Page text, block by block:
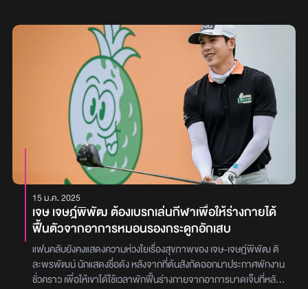
รวมถึงการเรื่องอาหาร จุดนี้เองทำให้เขาเข้าตาจนล่าสุดกลายมาเป็น
หนึ่งในพรีเซ็นเตอร์เสริมทัพความแข็งแกร่งให้กับแบรนด์อาหารแมว
Kaniva ร่วมกับ เจษ-เจษฎ์พิพัฒ ติละพรพัฒน์ ซึ่งมีการเปิดตัวอย่าง
เป็นทางการเมื่อวันที่ 3 มีนาคมที่ผ่านมาบริษัท เพ็ท โพรเทคท์ ฟู้ด จำกัด
เจ้าของแบรนด์อาหารแมว Kaniva (คานิว่า) ที่มีเพลงฮิตติดหูอย่าง
“อาหารแมวคานิว่า ถูกใจคน รู้ใจแมว” เปิดเผยถึงที่มาของการเปิดตัว
พรีเซ็นเตอร์ใหม่ว่า จากไลฟ์สไตล์ที่รักและใส่ใจแมว ทำให้ เจษ นั่งแท่นแบ
รนด์พรีเซนเตอร์ 2 ปีซ้อน ตอกย้ำภาพลักษณ์ของแบรนด์ได้เป็นอย่างดี
ส่วนอีกหนึ่งหนุ่มคนรักแมวสุดเท่ภายใต้บุคลิกขี้อาย อย่าง ไบเบิ้ล ที่เป็น
คนรักและมองสัตว์เลี้ยงเป็นเหมือนสมาชิกในครอบครัว รวมถึงมีแนวคิดที่
สอดคล้องกับแบรนด์ เข้ามาเสริมทัพความแข็งแกร่งพร้อมขยายฐาน
ลูกค้ากลุ่มใหม่ เพื่อมาสื่อสารและถ่ายทอดภาพลักษณ์ของแบรนด์ ให้
เข้าถึงกลุ่มเป้าหมายที่หลากหลายมากขึ้นครอบคลุมทุกช่วงวัยคุณจารุ
วัฒน์ เลาหวิศิษฏ์ กรรมการบริหารบริษัท เพ็ท โพรเทคท์ ฟู้ด จำกัด ได้
เผยเกี่ยวกับเรื่องนี้ว่า“การคัดเลือกพรีเซนเตอร์เป็นเรื่องที่ค่อนข้างยาก
ซึ่งจะมีความแตกต่างจากตลาดอื่นๆ เนื่องจากผู้ซื้อไม่ได้ใช้ ผู้ใช้ (แมว)
ไม่ได้ซื้อ ดังนั้นเราจึงต้องคัดเลือกหาคนที่รักและดูแลเอาใจใส่ในการเลี้ยง
แมวจริงๆ และมีการส่งอาหารสูตรต่างๆ ไปให้น้องแมวทดลองกินก่อน
15 ม.ค. 2025
เจษ เจษฎ์พิพัฒ ต้องเบรกเล่นกีฬาเพื่อให้ร่างกายได้
ฟื้นตัวจากอาการหมอนรองกระดูกอักเสบ
แฟนคลับยังคงแสดงความห่วงใยเรื่องสุขภาพของ เจษ-เจษฎ์พิพัฒ ติ
ละพรพัฒน์ นักแสดงชื่อดัง หลังจากที่ต้นสังกัดออกมาประกาศพักงาน
ชั่วคราว เพื่อให้เขาได้ใช้เวลาพักฟื้นร่างกายจากอาการบาดเจ็บที่หลัง